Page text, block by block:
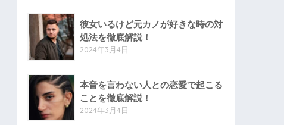
彼女いるけど元カノが好きな時の対
処法を徹底解説！
2024年3月4日
本音を言わない人との恋愛で起こる
ことを徹底解説！
2024年3月4日